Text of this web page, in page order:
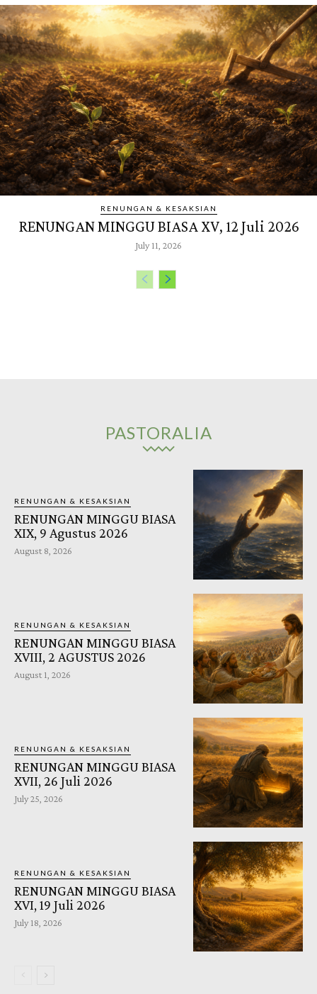
RENUNGAN & KESAKSIAN
RENUNGAN MINGGU BIASA XV, 12 Juli 2026
July 11, 2026
PASTORALIA
RENUNGAN & KESAKSIAN
RENUNGAN MINGGU BIASA
XIX, 9 Agustus 2026
August 8, 2026
RENUNGAN & KESAKSIAN
RENUNGAN MINGGU BIASA
XVIII, 2 AGUSTUS 2026
August 1, 2026
RENUNGAN & KESAKSIAN
RENUNGAN MINGGU BIASA
XVII, 26 Juli 2026
July 25, 2026
RENUNGAN & KESAKSIAN
RENUNGAN MINGGU BIASA
XVI, 19 Juli 2026
July 18, 2026